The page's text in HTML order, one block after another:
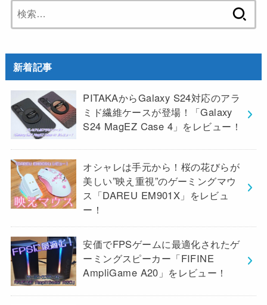
索:
新着記事
PITAKAからGalaxy S24対応のアラ
ミド繊維ケースが登場！「Galaxy
S24 MagEZ Case 4」をレビュー！
オシャレは手元から！桜の花びらが
美しい”映え重視”のゲーミングマウ
ス「DAREU EM901X」をレビュ
ー！
安価でFPSゲームに最適化されたゲ
ーミングスピーカー「FIFINE
AmpliGame A20」をレビュー！